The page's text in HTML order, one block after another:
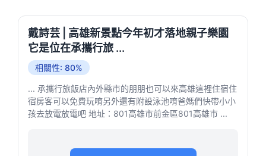
戴詩芸 | 高雄新景點今年初才落地親子樂園
它是位在承攜行旅 ...
相關性: 80%
... 承攜行旅飯店內外縣市的朋朋也可以來高雄這裡住宿住
宿房客可以免費玩唷另外還有附設泳池唷爸媽們快帶小小
孩去放電放電吧 地址：801高雄市前金區801高雄市 ...